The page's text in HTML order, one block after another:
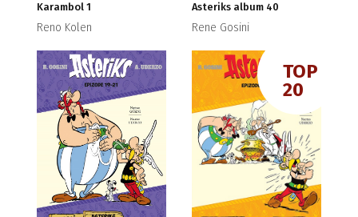
Karambol 1
Reno Kolen
Asteriks album 40
Rene Gosini
TOP
20